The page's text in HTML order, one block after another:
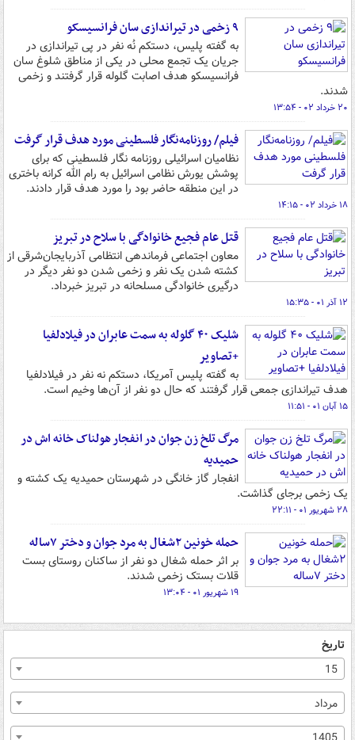
۹ زخمی در تیراندازی سان فرانسیسکو
به گفته پلیس، دستکم نُه نفر در پی تیراندازی در
جریان یک تجمع محلی در یکی از مناطق شلوغ سان
فرانسیسکو هدف اصابت گلوله قرار گرفتند و زخمی
شدند.
۲۰ خرداد ۰۲ - ۱۳:۵۴
فیلم/ روزنامه‌نگار فلسطینی مورد هدف قرار گرفت
نظامیان اسرائیلی روزنامه نگار فلسطینی که برای
پوشش یورش نظامی اسرائیل به رام الله کرانه باختری
در این منطقه حاضر بود را مورد هدف قرار دادند.
۱۸ خرداد ۰۲ - ۱۴:۱۵
قتل عام فجیع خانوادگی با سلاح در تبریز
معاون اجتماعی فرماندهی انتظامی آذربایجان‌شرقی از
کشته شدن یک نفر و زخمی شدن دو نفر دیگر در
درگیری خانوادگی مسلحانه در تبریز خبرداد.
۱۲ آذر ۰۱ - ۱۵:۳۵
شلیک ۴۰ گلوله به سمت عابران در فیلادلفیا
+تصاویر
به گفته پلیس آمریکا، دستکم نه نفر در فیلادلفیا
هدف تیراندازی جمعی قرار گرفتند که حال دو نفر از آن‌ها وخیم است.
۱۵ آبان ۰۱ - ۱۱:۵۱
مرگ تلخ زن جوان در انفجار هولناک خانه اش در
حمیدیه
انفجار گاز خانگی در شهرستان حمیدیه یک کشته و
یک زخمی برجای گذاشت.
۲۸ شهریور ۰۱ - ۲۲:۱۱
حمله خونین ۲شغال به مرد جوان و دختر ۷ساله
بر اثر حمله شغال دو نفر از ساکنان روستای بست
قلات بستک زخمی شدند.
۱۹ شهریور ۰۱ - ۱۳:۰۴
تاریخ
15
مرداد